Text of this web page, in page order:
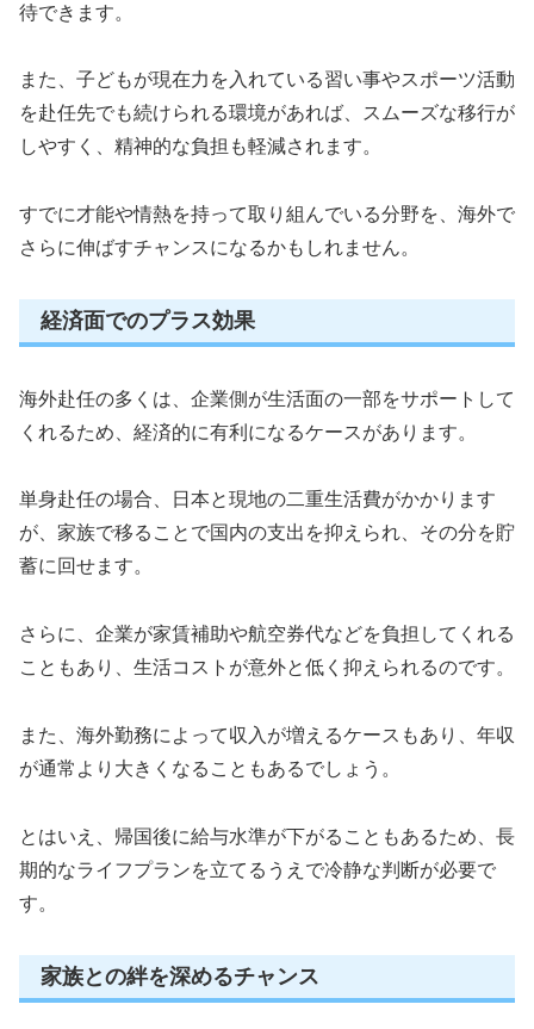
待できます。
また、子どもが現在力を入れている習い事やスポーツ活動
を赴任先でも続けられる環境があれば、スムーズな移行が
しやすく、精神的な負担も軽減されます。
すでに才能や情熱を持って取り組んでいる分野を、海外で
さらに伸ばすチャンスになるかもしれません。
経済面でのプラス効果
海外赴任の多くは、企業側が生活面の一部をサポートして
くれるため、経済的に有利になるケースがあります。
単身赴任の場合、日本と現地の二重生活費がかかります
が、家族で移ることで国内の支出を抑えられ、その分を貯
蓄に回せます。
さらに、企業が家賃補助や航空券代などを負担してくれる
こともあり、生活コストが意外と低く抑えられるのです。
また、海外勤務によって収入が増えるケースもあり、年収
が通常より大きくなることもあるでしょう。
とはいえ、帰国後に給与水準が下がることもあるため、長
期的なライフプランを立てるうえで冷静な判断が必要で
す。
家族との絆を深めるチャンス